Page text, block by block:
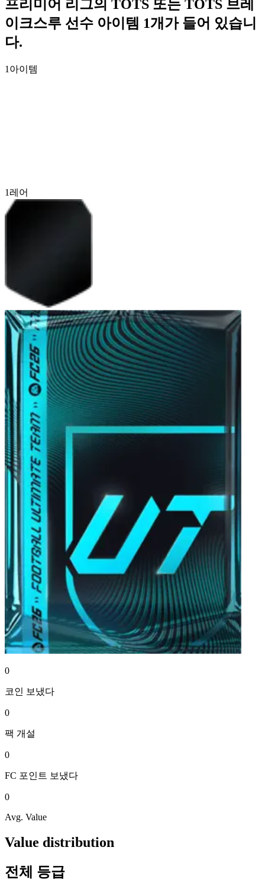
프리미어 리그의 TOTS 또는 TOTS 브레
이크스루 선수 아이템 1개가 들어 있습니
다.
1 아이템
1 레어
0
코인 보냈다
0
팩 개설
0
FC 포인트 보냈다
0
Avg. Value
Value distribution
전체 등급